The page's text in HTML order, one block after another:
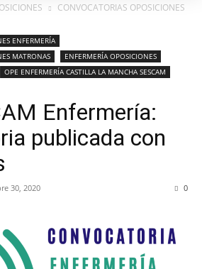
CONVOCATORIAS OPOSICIONES
ENFERMERÍA
MATRONAS
ENFERMERÍA OPOSICIONES
OPE ENFERMERÍA CASTILLA LA MANCHA SESCAM
Enfermería:
publicada con
30, 2020 0